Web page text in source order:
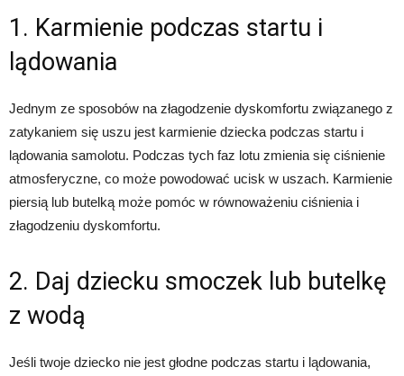
1. Karmienie podczas startu i
lądowania
Jednym ze sposobów na złagodzenie dyskomfortu związanego z
zatykaniem się uszu jest karmienie dziecka podczas startu i
lądowania samolotu. Podczas tych faz lotu zmienia się ciśnienie
atmosferyczne, co może powodować ucisk w uszach. Karmienie
piersią lub butelką może pomóc w równoważeniu ciśnienia i
złagodzeniu dyskomfortu.
2. Daj dziecku smoczek lub butelkę
z wodą
Jeśli twoje dziecko nie jest głodne podczas startu i lądowania,